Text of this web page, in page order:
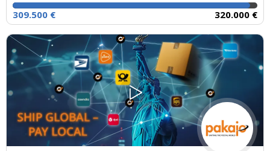
309.500 € 320.000 €